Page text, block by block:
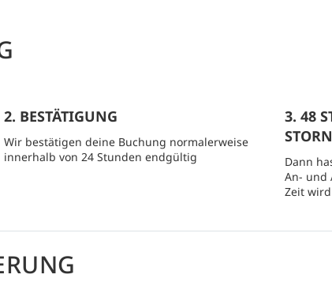
2. BESTÄTIGUNG
Wir bestätigen deine Buchung normalerweise
innerhalb von 24 Stunden endgültig
3. 48
Dann
An- und
Zeit